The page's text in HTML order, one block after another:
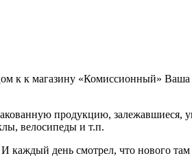
к к магазину «Комиссионный» Ваша
продукцию, залежавшиеся,
велосипеды и т.п.
каждый день смотрел, что нового